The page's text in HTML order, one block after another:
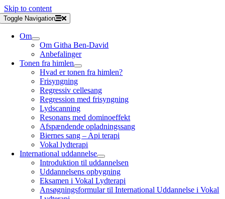
Skip to content
Toggle Navigation
Om
Om Githa Ben-David
Anbefalinger
Tonen fra himlen
Hvad er tonen fra himlen?
Frisyngning
Regressiv cellesang
Regression med frisyngning
Lydscanning
Resonans med dominoeffekt
Afspændende opladningssang
Biernes sang – Api terapi
Vokal lydterapi
International uddannelse
Introduktion til uddannelsen
Uddannelsens opbygning
Eksamen i Vokal Lydterapi
Ansøgningsformular til International Uddannelse i Vokal